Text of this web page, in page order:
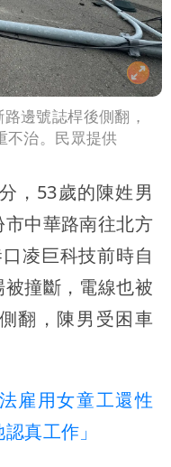
邊號誌桿後側翻，
不治。民眾提供
，53歲的陳姓男
中華路南往北方
凌巨科技前時自
撞斷，電線也被
翻，陳男受困車
雇用女童工還性
真工作」